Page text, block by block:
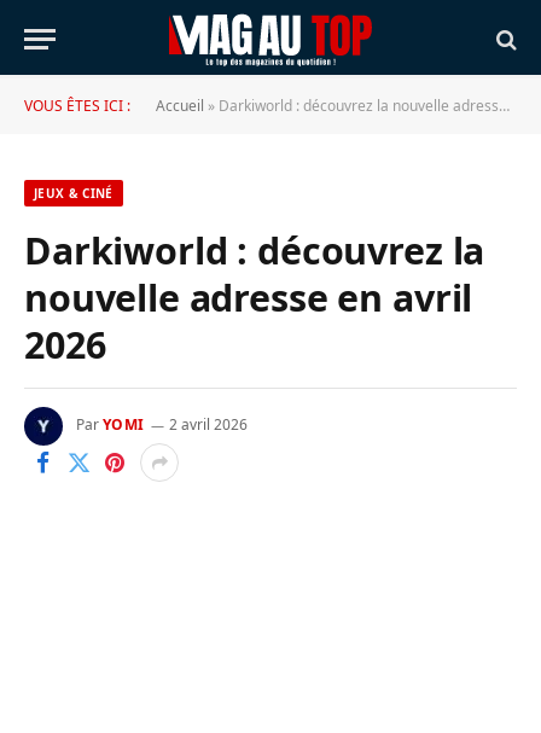
VOUS ÊTES ICI : Accueil » Darkiworld : découvrez la nouvelle adresse en avril 2026
JEUX & CINÉ
Darkiworld : découvrez la
nouvelle adresse en avril
2026
ParYOMI 2 avril 2026